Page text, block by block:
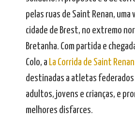
pelas ruas de Saint Renan, uma
cidade de Brest, no extremo
Bretanha. Com partida e
Colo, a La Corrida de Saint Renan
destinadas a atletas federados
adultos, jovens e crianças, e
melhores disfarces.